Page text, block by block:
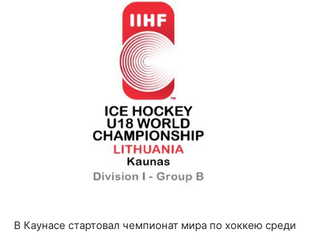
В Каунасе стартовал чемпионат мира по хоккею среди